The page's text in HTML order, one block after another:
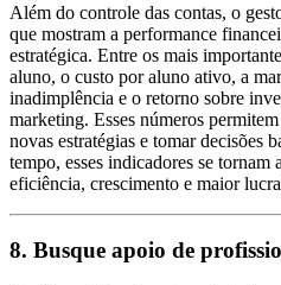
Além do controle das contas, o
que mostram a performance
estratégica. Entre os mais
aluno, o custo por aluno ativo, a
inadimplência e o retorno sobre
marketing. Esses números
novas estratégias e tomar decisões
tempo, esses indicadores se tornam
eficiência, crescimento e maior
8. Busque apoio de